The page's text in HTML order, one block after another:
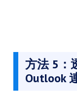
方法 5：
Outlook